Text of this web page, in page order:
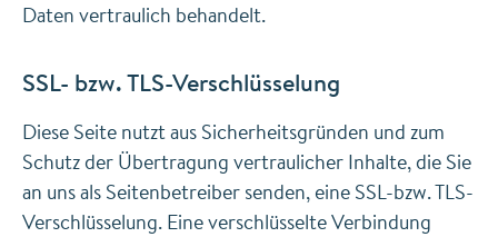
Daten vertraulich behandelt.
SSL- bzw. TLS-Verschlüsselung
Diese Seite nutzt aus Sicherheitsgründen und zum
Schutz der Übertragung vertraulicher Inhalte, die Sie
an uns als Seitenbetreiber senden, eine SSL-bzw. TLS-
Verschlüsselung. Eine verschlüsselte Verbindung